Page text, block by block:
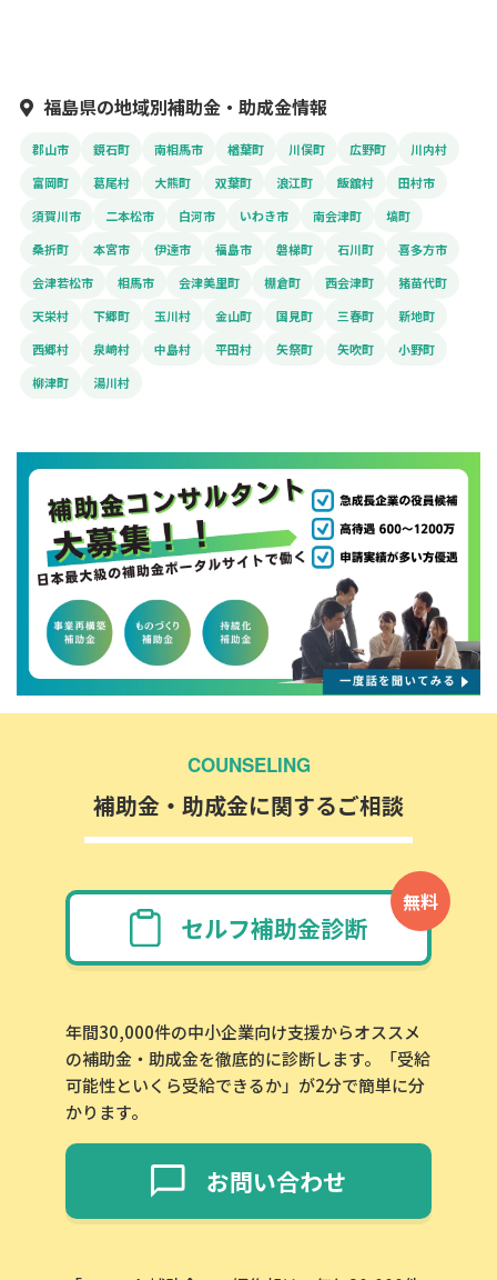
福島県の地域別補助金・助成金情報
郡山市 鏡石町 南相馬市 楢葉町 川俣町 広野町
川内村
富岡町
葛尾村 大熊町 双葉町 浪江町 飯舘村
田村市
須賀川市
二本松市 白河市 いわき市 南会津町
塙町
桑折町
本宮市 伊達市 福島市 磐梯町 石川町
喜多方市
会津若松市
相馬市 会津美里町 棚倉町 西会津町
猪苗代町
天栄村
下郷町 玉川村 金山町 国見町 三春町
新地町
西郷村
泉崎村 中島村 平田村 矢祭町 矢吹町
小野町
柳津町
湯川村
この補助金の情報をPDFダウンロード
大熊町家賃補助金
お名前
COUNSELING
補助金・助成金に関するご相談
無料
セルフ補助金診断
年間30,000件の中小企業向け支援からオススメ
の補助金・助成金を徹底的に診断します。「受給
可能性といくら受給できるか」が2分で簡単に分
かります。
お問い合わせ